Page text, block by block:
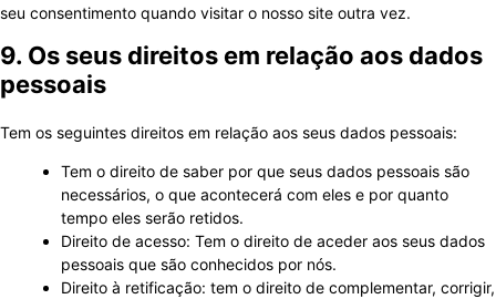
seu consentimento quando visitar o nosso site outra vez.
9. Os seus direitos em relação aos dados
pessoais
Tem os seguintes direitos em relação aos seus dados pessoais:
Tem o direito de saber por que seus dados pessoais são
necessários, o que acontecerá com eles e por quanto
tempo eles serão retidos.
Direito de acesso: Tem o direito de aceder aos seus dados
pessoais que são conhecidos por nós.
Direito à retificação: tem o direito de complementar, corrigir,